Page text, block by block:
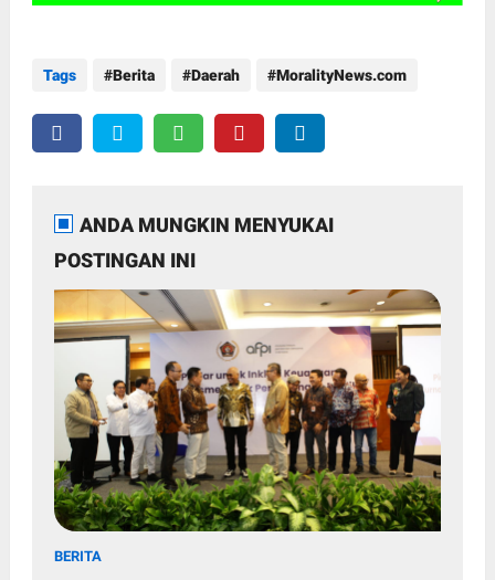
Tags Berita Daerah MoralityNews.com
ANDA MUNGKIN MENYUKAI
POSTINGAN INI
BERITA